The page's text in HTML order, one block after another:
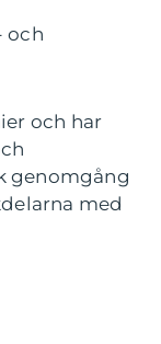
och
och har
genomgång
med